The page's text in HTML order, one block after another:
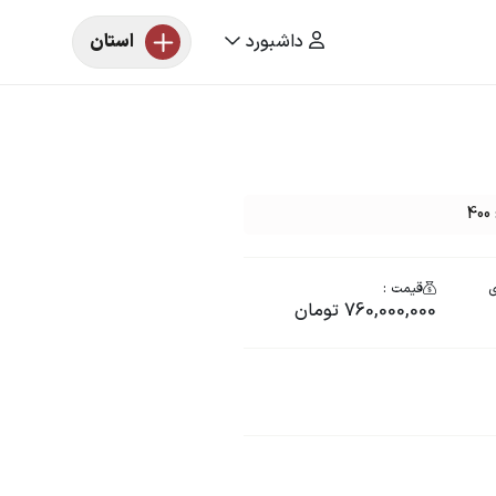
داشبورد استان
قیمت :
760,000,000 تومان